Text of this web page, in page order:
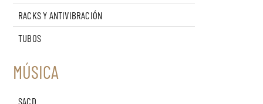
RACKS Y ANTIVIBRACIÓN
TUBOS
MÚSICA
SACD